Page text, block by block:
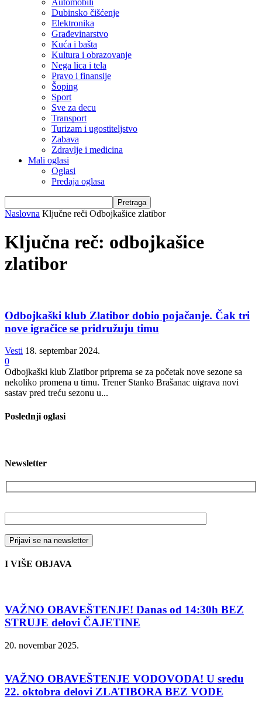
Automobili
Dubinsko čišćenje
Elektronika
Građevinarstvo
Kuća i bašta
Kultura i obrazovanje
Nega lica i tela
Pravo i finansije
Šoping
Sport
Sve za decu
Transport
Turizam i ugostiteljstvo
Zabava
Zdravlje i medicina
Mali oglasi
Oglasi
Predaja oglasa
Naslovna Ključne reči Odbojkašice zlatibor
Ključna reč: odbojkašice
zlatibor
Odbojkaški klub Zlatibor dobio pojačanje. Čak tri
nove igračice se pridružuju timu
Vesti 18. septembar 2024.
0
Odbojkaški klub Zlatibor priprema se za početak nove sezone sa
nekoliko promena u timu. Trener Stanko Brašanac uigrava novi
sastav pred treću sezonu u...
Poslednji oglasi
Newsletter
I VIŠE OBJAVA
VAŽNO OBAVEŠTENJE! Danas od 14:30h BEZ
STRUJE delovi ČAJETINE
20. novembar 2025.
VAŽNO OBAVEŠTENJE VODOVODA! U sredu
22. oktobra delovi ZLATIBORA BEZ VODE